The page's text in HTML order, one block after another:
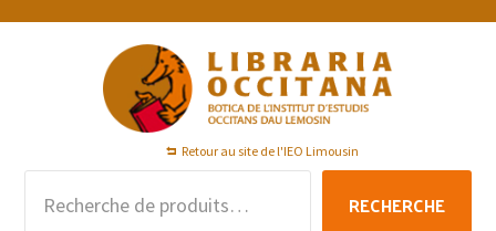
Passer
Passer
Passer
Retour au site de l'IEO Limousin
pour :
RECHERCHE